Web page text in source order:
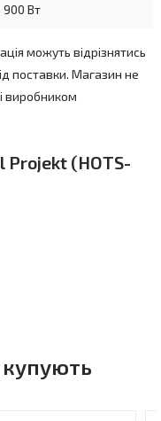
900 Вт
можуть відрізнятись
поставки. Магазин не
виробником
(HOTS-